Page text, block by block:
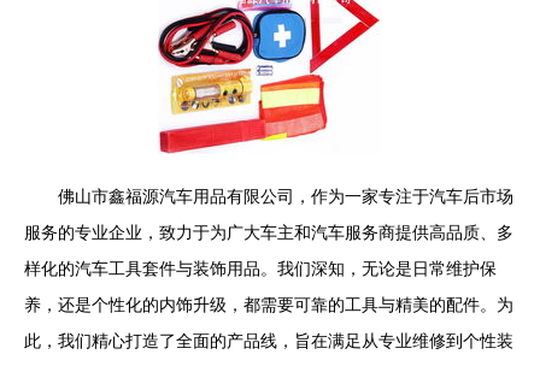
佛山市鑫福源汽车用品有限公司，作为一家专注于汽车后市场
服务的专业企业，致力于为广大车主和汽车服务商提供高品质、多
样化的汽车工具套件与装饰用品。我们深知，无论是日常维护保
养，还是个性化的内饰升级，都需要可靠的工具与精美的配件。为
此，我们精心打造了全面的产品线，旨在满足从专业维修到个性装